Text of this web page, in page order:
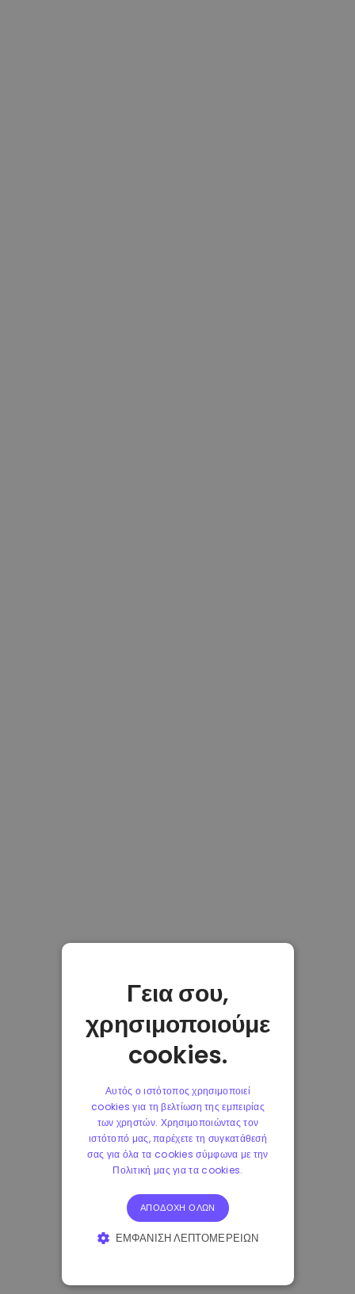
Γεια σου,
χρησιμοποιούμε
cookies.
Αυτός ο ιστότοπος χρησιμοποιεί
cookies για τη βελτίωση της εμπειρίας
των χρηστών. Χρησιμοποιώντας τον
ιστότοπό μας, παρέχετε τη συγκατάθεσή
σας για όλα τα cookies σύμφωνα με την
Πολιτική μας για τα cookies.
ΑΠΟΔΟΧΉ ΌΛΩΝ
ΕΜΦΆΝΙΣΗ ΛΕΠΤΟΜΕΡΕΙΏΝ